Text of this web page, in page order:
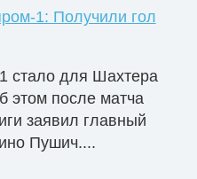
1: Получили гол
стало для Шахтера
этом после матча
заявил главный
Пушич....